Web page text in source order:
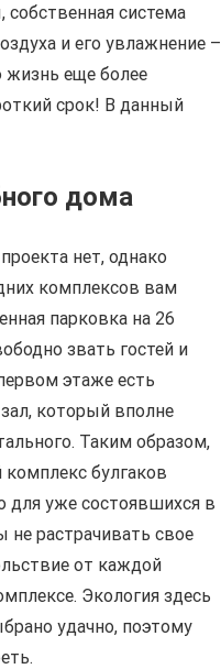
система
и его увлажнение –
жизнь еще более
срок! В данный
дома
нет, однако
комплексов вам
парковка на 26
звать гостей и
этаже есть
который вполне
Таким образом,
булгаков
для уже состоявшихся в
растрачивать свое
от каждой
Экология здесь
удачно, поэтому